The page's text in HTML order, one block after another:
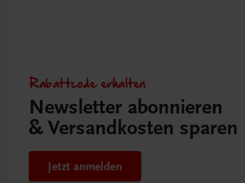
Rabattcode erhalten
Newsletter abonnieren
& Versandkosten sparen
Jetzt anmelden